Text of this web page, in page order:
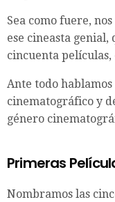
Sea como fuere,
ese cineasta
cincuenta películas,
Ante todo
cinematográfico y
género
Primeras
Nombramos las